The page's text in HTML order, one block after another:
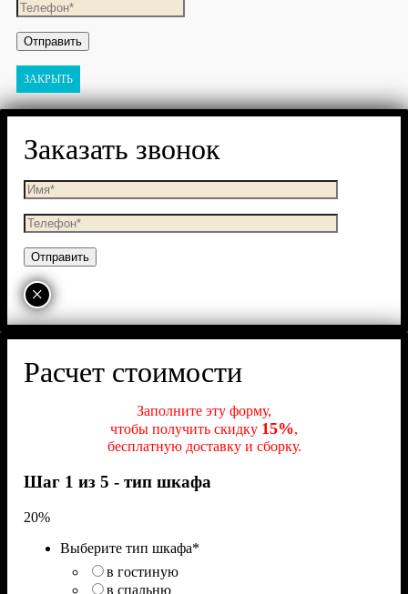
ЗАКРЫТЬ
Заказать звонок
×
Расчет стоимости
Заполните эту форму,
чтобы получить скидку 15%,
бесплатную доставку и сборку.
Шаг 1 из 5 - тип шкафа
20%
Выберите тип шкафа*
в гостиную
в спальню